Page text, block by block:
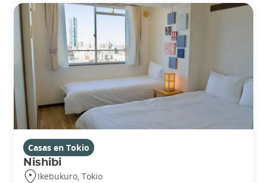
Casas en Tokio
Nishibi
Ikebukuro, Tokio